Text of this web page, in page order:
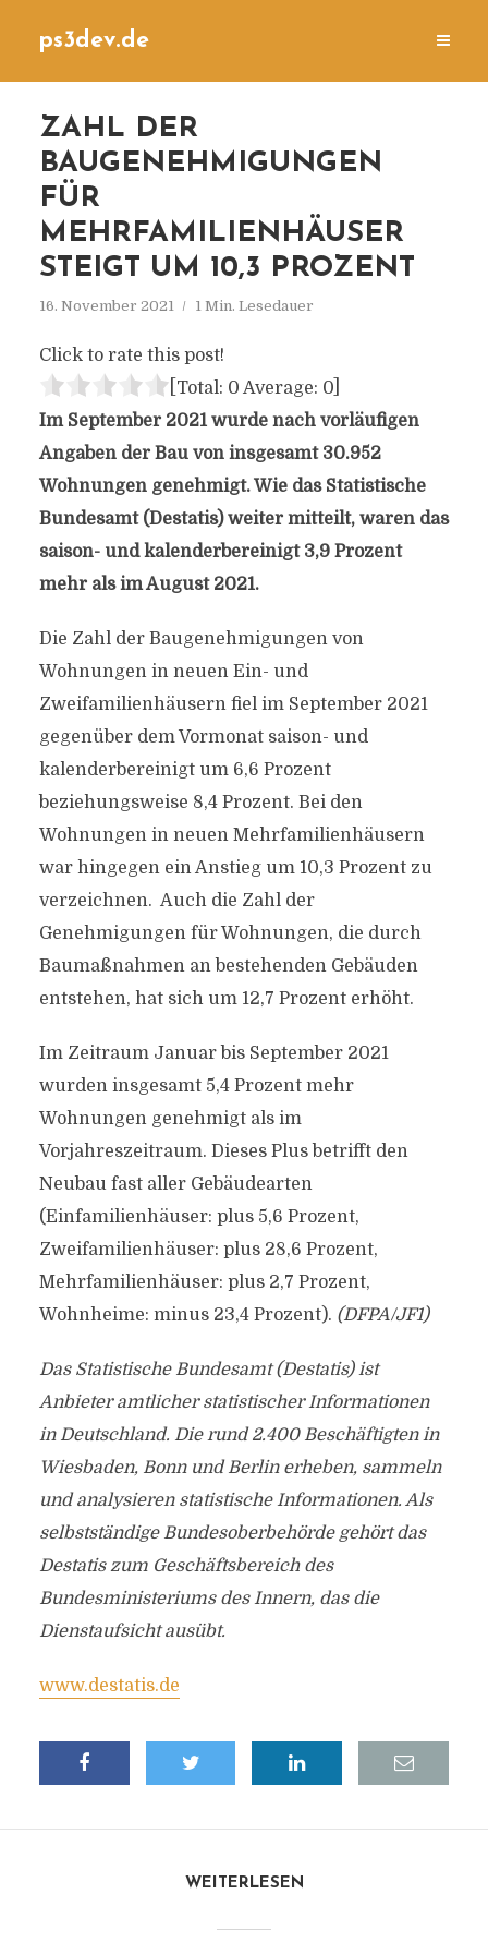
ps3dev.de
ZAHL DER
BAUGENEHMIGUNGEN
FÜR
MEHRFAMILIENHÄUSER
STEIGT UM 10,3 PROZENT
16. November 2021 1 Min. Lesedauer
Click to rate this post!
[Total: 0 Average: 0]
Im September 2021 wurde nach vorläufigen
Angaben der Bau von insgesamt 30.952
Wohnungen genehmigt. Wie das Statistische
Bundesamt (Destatis) weiter mitteilt, waren das
saison- und kalenderbereinigt 3,9 Prozent
mehr als im August 2021.
Die Zahl der Baugenehmigungen von
Wohnungen in neuen Ein- und
Zweifamilienhäusern fiel im September 2021
gegenüber dem Vormonat saison- und
kalenderbereinigt um 6,6 Prozent
beziehungsweise 8,4 Prozent. Bei den
Wohnungen in neuen Mehrfamilienhäusern
war hingegen ein Anstieg um 10,3 Prozent zu
verzeichnen. Auch die Zahl der
Genehmigungen für Wohnungen, die durch
Baumaßnahmen an bestehenden Gebäuden
entstehen, hat sich um 12,7 Prozent erhöht.
Im Zeitraum Januar bis September 2021
wurden insgesamt 5,4 Prozent mehr
Wohnungen genehmigt als im
Vorjahreszeitraum. Dieses Plus betrifft den
Neubau fast aller Gebäudearten
(Einfamilienhäuser: plus 5,6 Prozent,
Zweifamilienhäuser: plus 28,6 Prozent,
Mehrfamilienhäuser: plus 2,7 Prozent,
Wohnheime: minus 23,4 Prozent). (DFPA/JF1)
Das Statistische Bundesamt (Destatis) ist
Anbieter amtlicher statistischer Informationen
in Deutschland. Die rund 2.400 Beschäftigten in
Wiesbaden, Bonn und Berlin erheben, sammeln
und analysieren statistische Informationen. Als
selbstständige Bundesoberbehörde gehört das
Destatis zum Geschäftsbereich des
Bundesministeriums des Innern, das die
Dienstaufsicht ausübt.
www.destatis.de
WEITERLESEN